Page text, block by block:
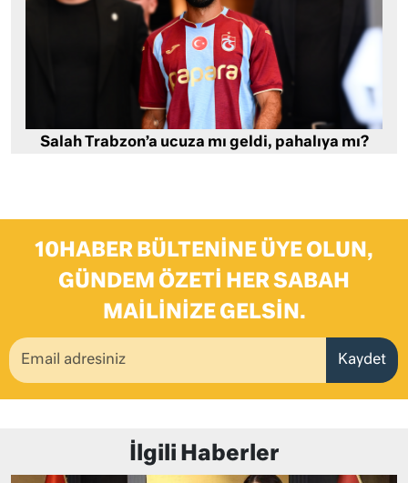
Salah Trabzon’a ucuza mı geldi, pahalıya mı?
10HABER BÜLTENINE ÜYE OLUN,
GÜNDEM ÖZETI HER SABAH
MAILINIZE GELSIN.
Kaydet
İlgili Haberler